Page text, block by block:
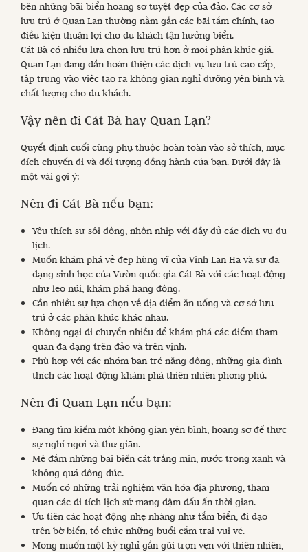
bên những bãi biển hoang sơ tuyệt đẹp của đảo. Các cơ sở
lưu trú ở Quan Lạn thường nằm gần các bãi tắm chính, tạo
điều kiện thuận lợi cho du khách tận hưởng biển.
Cát Bà có nhiều lựa chọn lưu trú hơn ở mọi phân khúc giá.
Quan Lạn đang dần hoàn thiện các dịch vụ lưu trú cao cấp,
tập trung vào việc tạo ra không gian nghỉ dưỡng yên bình và
chất lượng cho du khách.
Vậy nên đi Cát Bà hay Quan Lạn?
Quyết định cuối cùng phụ thuộc hoàn toàn vào sở thích, mục
đích chuyến đi và đối tượng đồng hành của bạn. Dưới đây là
một vài gợi ý:
Nên đi Cát Bà nếu bạn:
Yêu thích sự sôi động, nhộn nhịp với đầy đủ các dịch vụ du
lịch.
Muốn khám phá vẻ đẹp hùng vĩ của Vịnh Lan Hạ và sự đa
dạng sinh học của Vườn quốc gia Cát Bà với các hoạt động
như leo núi, khám phá hang động.
Cần nhiều sự lựa chọn về địa điểm ăn uống và cơ sở lưu
trú ở các phân khúc khác nhau.
Không ngại di chuyển nhiều để khám phá các điểm tham
quan đa dạng trên đảo và trên vịnh.
Phù hợp với các nhóm bạn trẻ năng động, những gia đình
thích các hoạt động khám phá thiên nhiên phong phú.
Nên đi Quan Lạn nếu bạn:
Đang tìm kiếm một không gian yên bình, hoang sơ để thực
sự nghỉ ngơi và thư giãn.
Mê đắm những bãi biển cát trắng mịn, nước trong xanh và
không quá đông đúc.
Muốn có những trải nghiệm văn hóa địa phương, tham
quan các di tích lịch sử mang đậm dấu ấn thời gian.
Ưu tiên các hoạt động nhẹ nhàng như tắm biển, đi dạo
trên bờ biển, tổ chức những buổi cắm trại vui vẻ.
Mong muốn một kỳ nghỉ gần gũi trọn vẹn với thiên nhiên,